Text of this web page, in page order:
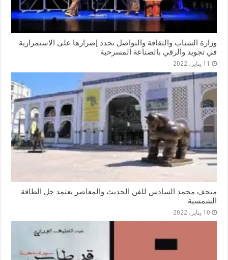
وزارة الشباب والثقافة والتواصل تجدد إصرارها على الاستمرارية
في تجويد والرقي بالصناعة المسرحية
11 يناير، 2022
متحف محمد السادس للفن الحديث والمعاصر يعتمد حل الطاقة
الشمسية
10 يناير، 2022